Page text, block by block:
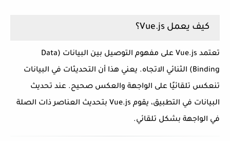
كيف يعمل Vue.js؟
تعتمد Vue.js على مفهوم التوصيل بين البيانات (Data
Binding) الثنائي الاتجاه. يعني هذا أن التحديثات في البيانات
تنعكس تلقائيًا على الواجهة والعكس صحيح. عند تحديث
البيانات في التطبيق، يقوم Vue.js بتحديث العناصر ذات الصلة
في الواجهة بشكل تلقائي.